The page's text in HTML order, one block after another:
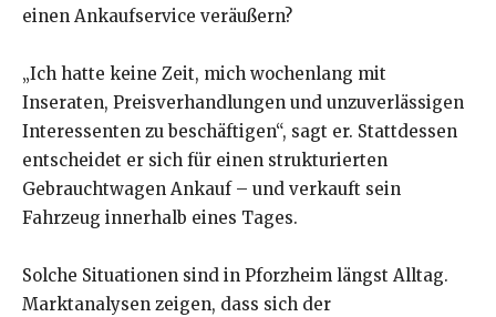
einen Ankaufservice veräußern?
„Ich hatte keine Zeit, mich wochenlang mit
Inseraten, Preisverhandlungen und unzuverlässigen
Interessenten zu beschäftigen“, sagt er. Stattdessen
entscheidet er sich für einen strukturierten
Gebrauchtwagen Ankauf – und verkauft sein
Fahrzeug innerhalb eines Tages.
Solche Situationen sind in Pforzheim längst Alltag.
Marktanalysen zeigen, dass sich der